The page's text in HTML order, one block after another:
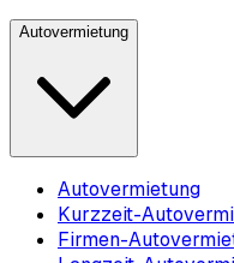
Autovermietung
Autovermietung
Kurzzeit-
Firmen-